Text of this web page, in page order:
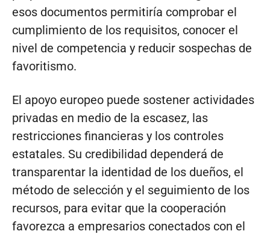
esos documentos permitiría comprobar el
cumplimiento de los requisitos, conocer el
nivel de competencia y reducir sospechas de
favoritismo.
El apoyo europeo puede sostener actividades
privadas en medio de la escasez, las
restricciones financieras y los controles
estatales. Su credibilidad dependerá de
transparentar la identidad de los dueños, el
método de selección y el seguimiento de los
recursos, para evitar que la cooperación
favorezca a empresarios conectados con el